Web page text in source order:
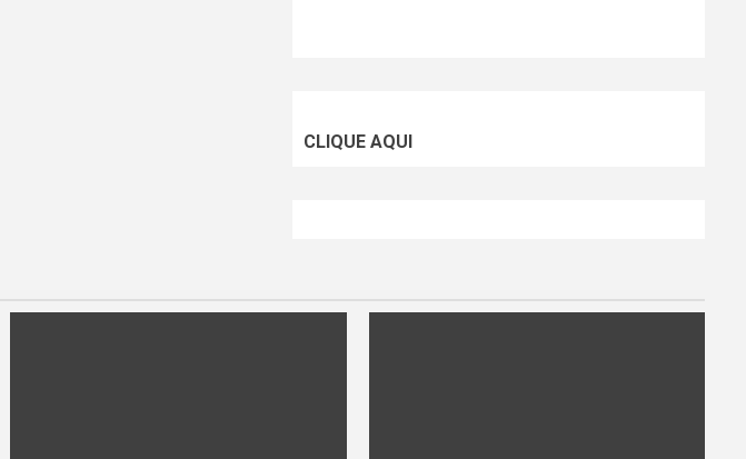
CLIQUE AQUI